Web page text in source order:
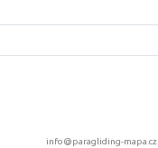
info@paragliding-mapa.cz